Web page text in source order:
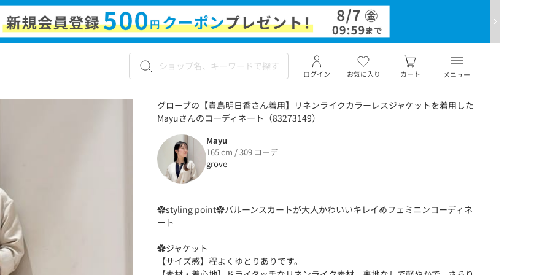
メニュー
お気に入り
ログイン カート
グローブの【貴島明日香さん着用】リネンライクカラーレスジャケットを着用した
Mayuさんのコーディネート（83273149）
Mayu
165 cm / 309 コーデ
grove
✿styling point︎︎✿バルーンスカートが大人かわいいキレイめフェミニンコーディネ
ート
‪✿ジャケット
【サイズ感】程よくゆとりありです。